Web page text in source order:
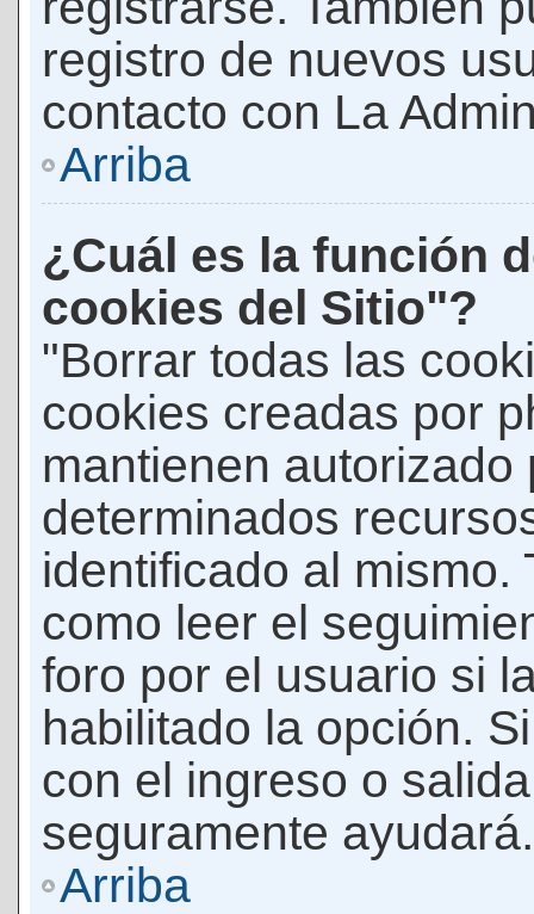
registro de nuevos
contacto con La
Arriba
¿Cuál es la función
cookies del Sitio"?
"Borrar todas las
cookies creadas por
mantienen autorizado
determinados
identificado al mismo.
como leer el
foro por el usuario si
habilitado la opción.
con el ingreso o
seguramente ayudará.
Arriba